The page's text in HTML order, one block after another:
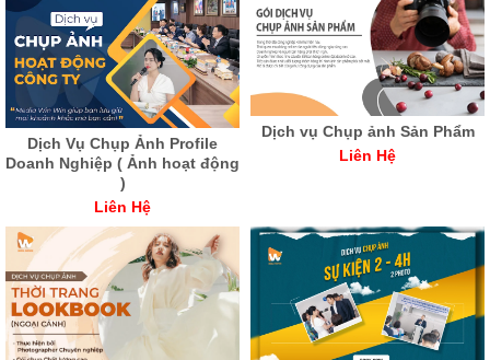
Dịch Vụ Chụp Ảnh Profile
Doanh Nghiệp ( Ảnh hoạt động
)
Liên Hệ
Dịch vụ Chụp ảnh Sản Phẩm
Liên Hệ